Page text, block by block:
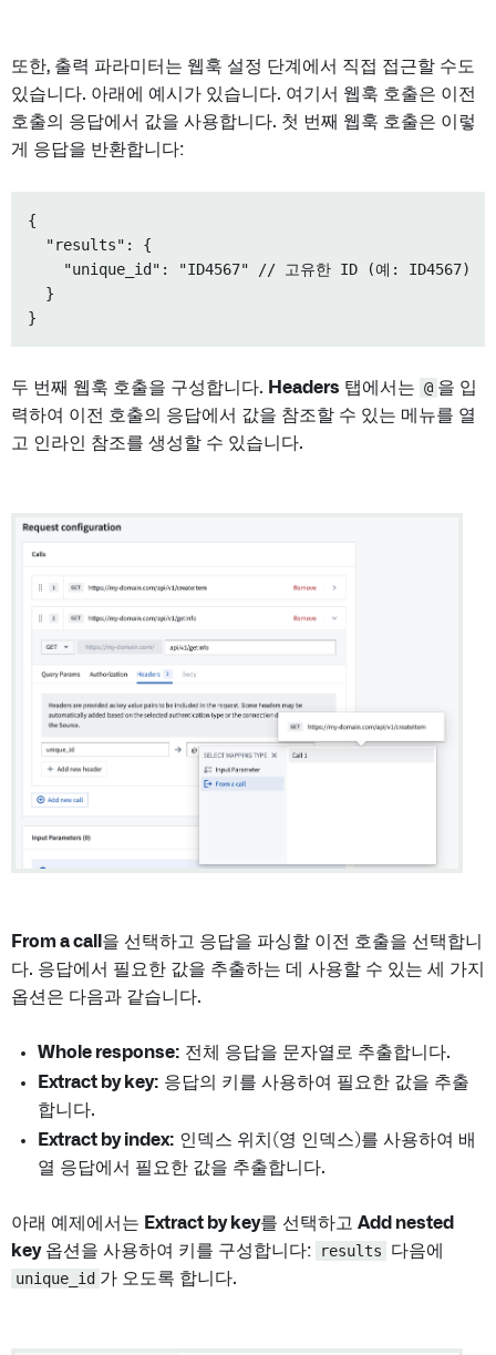
또한, 출력 파라미터는 웹훅 설정 단계에서 직접 접근할 수도
있습니다. 아래에 예시가 있습니다. 여기서 웹훅 호출은 이전
호출의 응답에서 값을 사용합니다. 첫 번째 웹훅 호출은 이렇
게 응답을 반환합니다:
{
  "results": {
    "unique_id": "ID4567" // 고유한 ID (예: ID4567)
  }
두 번째 웹훅 호출을 구성합니다. Headers 탭에서는 @ 을 입
력하여 이전 호출의 응답에서 값을 참조할 수 있는 메뉴를 열
고 인라인 참조를 생성할 수 있습니다.
From a call 을 선택하고 응답을 파싱할 이전 호출을 선택합니
다. 응답에서 필요한 값을 추출하는 데 사용할 수 있는 세 가지
옵션은 다음과 같습니다.
Whole response: 전체 응답을 문자열로 추출합니다.
Extract by key: 응답의 키를 사용하여 필요한 값을 추출
합니다.
Extract by index: 인덱스 위치(영 인덱스)를 사용하여 배
열 응답에서 필요한 값을 추출합니다.
아래 예제에서는 Extract by key를 선택하고 Add nested
key옵션을 사용하여 키를 구성합니다: results
다음에
unique_id 가 오도록 합니다.